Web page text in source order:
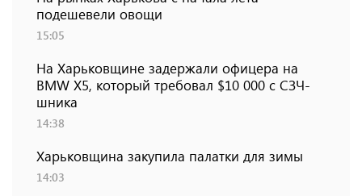
подешевели овощи
15:05
На Харьковщине задержали офицера на
BMW Х5, который требовал $10 000 с СЗЧ-
шника
14:38
Харьковщина закупила палатки для зимы
14:03